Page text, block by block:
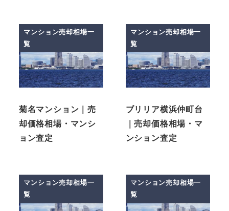
マンション売却相場一
覧
菊名マンション｜売
却価格相場・マンシ
ョン査定
マンション売却相場一
覧
ブリリア横浜仲町台
｜売却価格相場・マ
ンション査定
マンション売却相場一
覧
マンション売却相場一
覧